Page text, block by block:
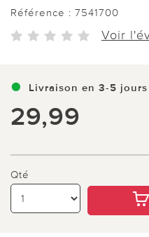
Référence : 7541700
Voir
Livraison en 3-5
29,99
Qté